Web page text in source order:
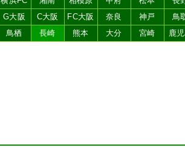
G大阪 C大阪 FC大阪 奈良 神戸 鳥
鳥栖 長崎 熊本 大分 宮崎 鹿